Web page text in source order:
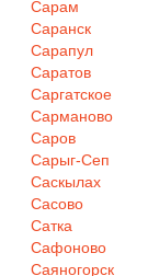
Сарам
Саранск
Сарапул
Саратов
Саргатское
Сарманово
Саров
Сарыг-Сеп
Саскылах
Сасово
Сатка
Сафоново
Саяногорск